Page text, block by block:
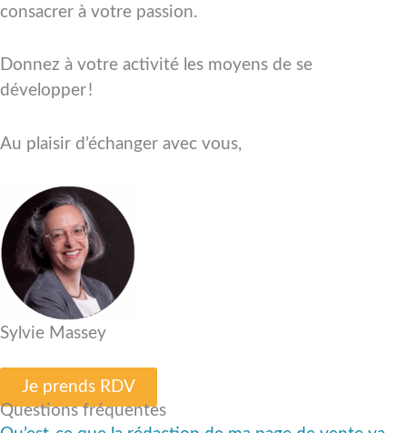
consacrer à votre passion.
Donnez à votre activité les moyens de se
développer !
Au plaisir d’échanger avec vous,
Sylvie Massey
Je prends RDV
Questions fréquentes